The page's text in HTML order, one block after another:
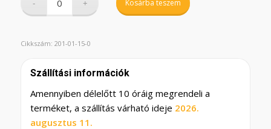
Kosárba teszem
Cikkszám: 201-01-15-0
Szállítási információk
Amennyiben délelőtt 10 óráig megrendeli a
terméket, a szállítás várható ideje 2026.
augusztus 11.